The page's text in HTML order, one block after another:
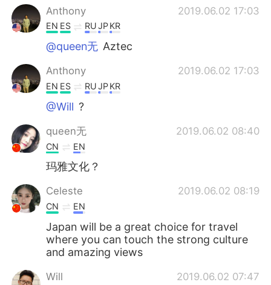
Anthony 2019.06.02 17:03
EN ES RUJPKR
@queen无 Aztec
Anthony 2019.06.02 17:03
EN ES RUJPKR
@Will ?
queen无 2019.06.02 08:40
CN EN
玛雅文化？
Celeste 2019.06.02 08:19
CN EN
Japan will be a great choice for travel
where you can touch the strong culture
and amazing views
Will 2019.06.02 07:47